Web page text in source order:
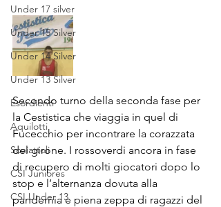
Under 17 silver
Under 15 Silver
Under 14 Silver
Under 13 Silver
Esordienti
Aquilotti
Scoiattoli
CSI Juniores
CSI Under 13
Secondo turno della seconda fase per
la Cestistica che viaggia in quel di
Fucecchio per incontrare la corazzata
del girone. I rossoverdi ancora in fase
di recupero di molti giocatori dopo lo
stop e l’alternanza dovuta alla
pandemia e piena zeppa di ragazzi del